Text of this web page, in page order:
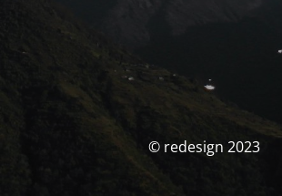
© redesign 2023